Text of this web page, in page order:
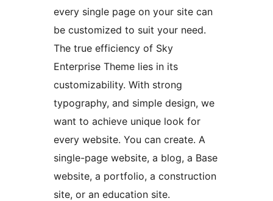
every single page on your site can
be customized to suit your need.
The true efficiency of Sky
Enterprise Theme lies in its
customizability. With strong
typography, and simple design, we
want to achieve unique look for
every website. You can create. A
single-page website, a blog, a Base
website, a portfolio, a construction
site, or an education site.